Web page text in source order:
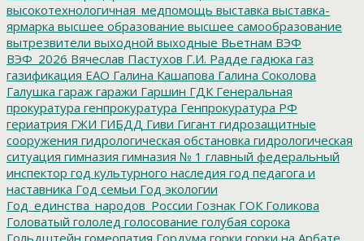
высокотехнологичная_медпомощь выставка выставка-
ярмарка высшее образование высшее самообразование
вытрезвители выходной выходные Вьетнам ВЭФ
ВЭФ_2026 Вячеслав Пастухов Г.И. Радде гадюка газ
газификация ЕАО Галина Кашапова Галина Соколова
Галушка гараж гаражи Гаршин ГДК Генеральная
прокуратура генпрокуратура Генпрокуратура РФ
гериатрия ГЖИ ГИБДД Гиви Гигант гидрозащитные
сооружения гидрологическая обстановка гидрологическая
ситуация гимназия гимназия № 1 главный федеральный
инспектор год культурного наследия год педагога и
наставника Год семьи Год экологии
Год_единства_народов_России Гознак ГОК Голикова
Головатый гололед голосование голубая сорока
Гольдштейн гомеопатия Гордума горки горки на Арбате